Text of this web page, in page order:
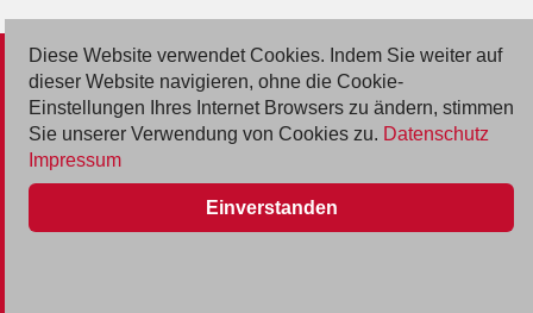
© 2026 Deutsche Jobmarkt GmbH
Inserieren
Kontakt
AGB
Diese Website verwendet Cookies. Indem Sie weiter auf
dieser Website navigieren, ohne die Cookie-
Einstellungen Ihres Internet Browsers zu ändern, stimmen
Sie unserer Verwendung von Cookies zu. Datenschutz
Impressum
Einverstanden